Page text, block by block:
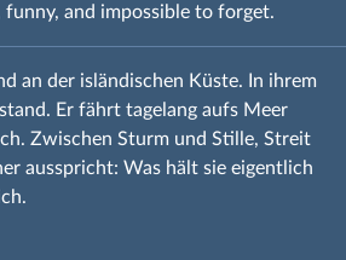
and impossible to forget.
an der isländischen Küste. In ihrem
Er fährt tagelang aufs Meer
Zwischen Sturm und Stille, Streit
ausspricht: Was hält sie eigentlich